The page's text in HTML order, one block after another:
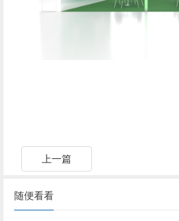
上一篇
随便看看